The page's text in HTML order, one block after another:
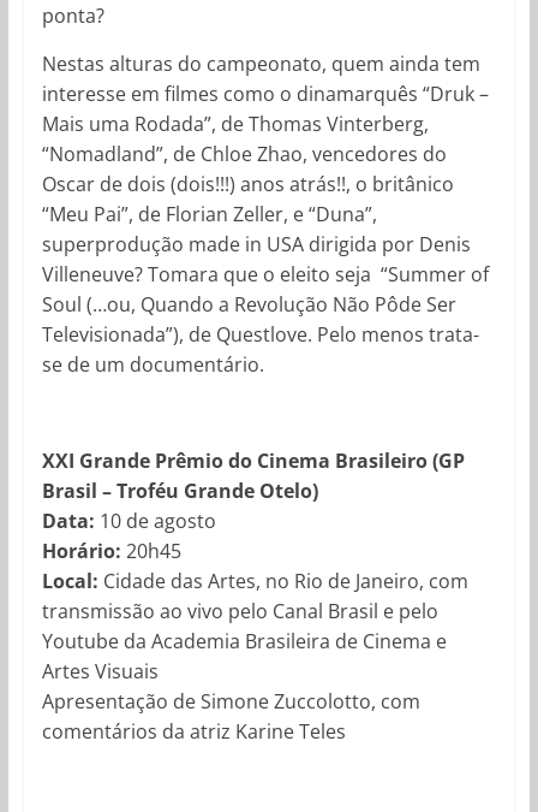
ponta?
Nestas alturas do campeonato, quem ainda tem
interesse em filmes como o dinamarquês “Druk –
Mais uma Rodada”, de Thomas Vinterberg,
“Nomadland”, de Chloe Zhao, vencedores do
Oscar de dois (dois!!!) anos atrás!!, o britânico
“Meu Pai”, de Florian Zeller, e “Duna”,
superprodução made in USA dirigida por Denis
Villeneuve? Tomara que o eleito seja “Summer of
Soul (…ou, Quando a Revolução Não Pôde Ser
Televisionada”), de Questlove. Pelo menos trata-
se de um documentário.
XXI Grande Prêmio do Cinema Brasileiro (GP
Brasil – Troféu Grande Otelo)
Data: 10 de agosto
Horário: 20h45
Local: Cidade das Artes, no Rio de Janeiro, com
transmissão ao vivo pelo Canal Brasil e pelo
Youtube da Academia Brasileira de Cinema e
Artes Visuais
Apresentação de Simone Zuccolotto, com
comentários da atriz Karine Teles